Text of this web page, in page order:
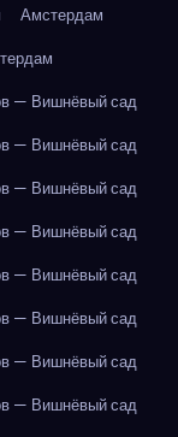
Амстердам
— Вишнёвый сад
— Вишнёвый сад
— Вишнёвый сад
— Вишнёвый сад
— Вишнёвый сад
— Вишнёвый сад
— Вишнёвый сад
— Вишнёвый сад